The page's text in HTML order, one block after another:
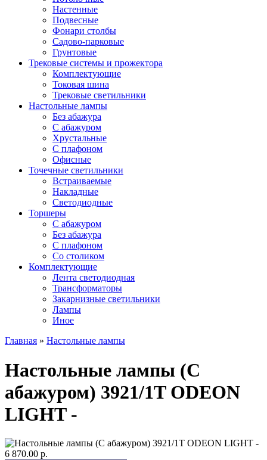
Настенные
Подвесные
Фонари столбы
Садово-парковые
Грунтовые
Трековые системы и прожектора
Комплектующие
Токовая шина
Трековые светильники
Настольные лампы
Без абажура
С абажуром
Хрустальные
С плафоном
Офисные
Точечные светильники
Встраиваемые
Накладные
Светодиодные
Торшеры
С абажуром
Без абажура
С плафоном
Со столиком
Комплектующие
Лента светодиодная
Трансформаторы
Закарнизные светильники
Лампы
Иное
Главная » Настольные лампы
Настольные лампы (С
абажуром) 3921/1T ODEON
LIGHT -
6 870.00 р.